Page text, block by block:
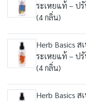
ระเหยแท้ – ป
(4 กลิ่น)
Herb Basics
ระเหยแท้ – ป
(4 กลิ่น)
Herb Basics